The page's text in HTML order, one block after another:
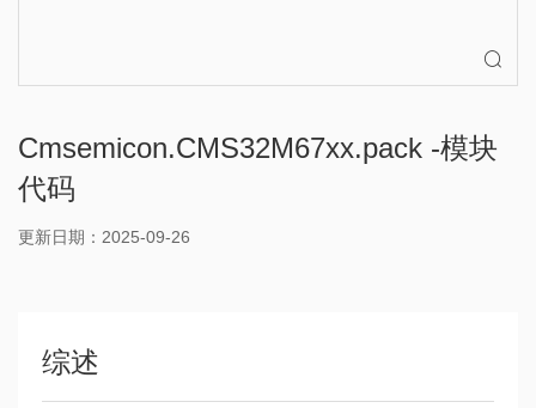

Cmsemicon.CMS32M67xx.pack -模块
代码
更新日期：2025-09-26
综述